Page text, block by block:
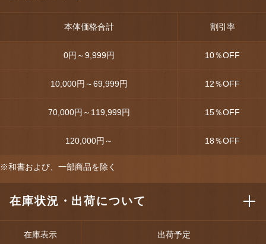
本体価格合計 割引率
0円～9,999円 10％OFF
10,000円～69,999円 12％OFF
70,000円～119,999円 15％OFF
120,000円～ 18％OFF
※和書および、一部商品を除く
在庫状況・出荷について
在庫表示 出荷予定